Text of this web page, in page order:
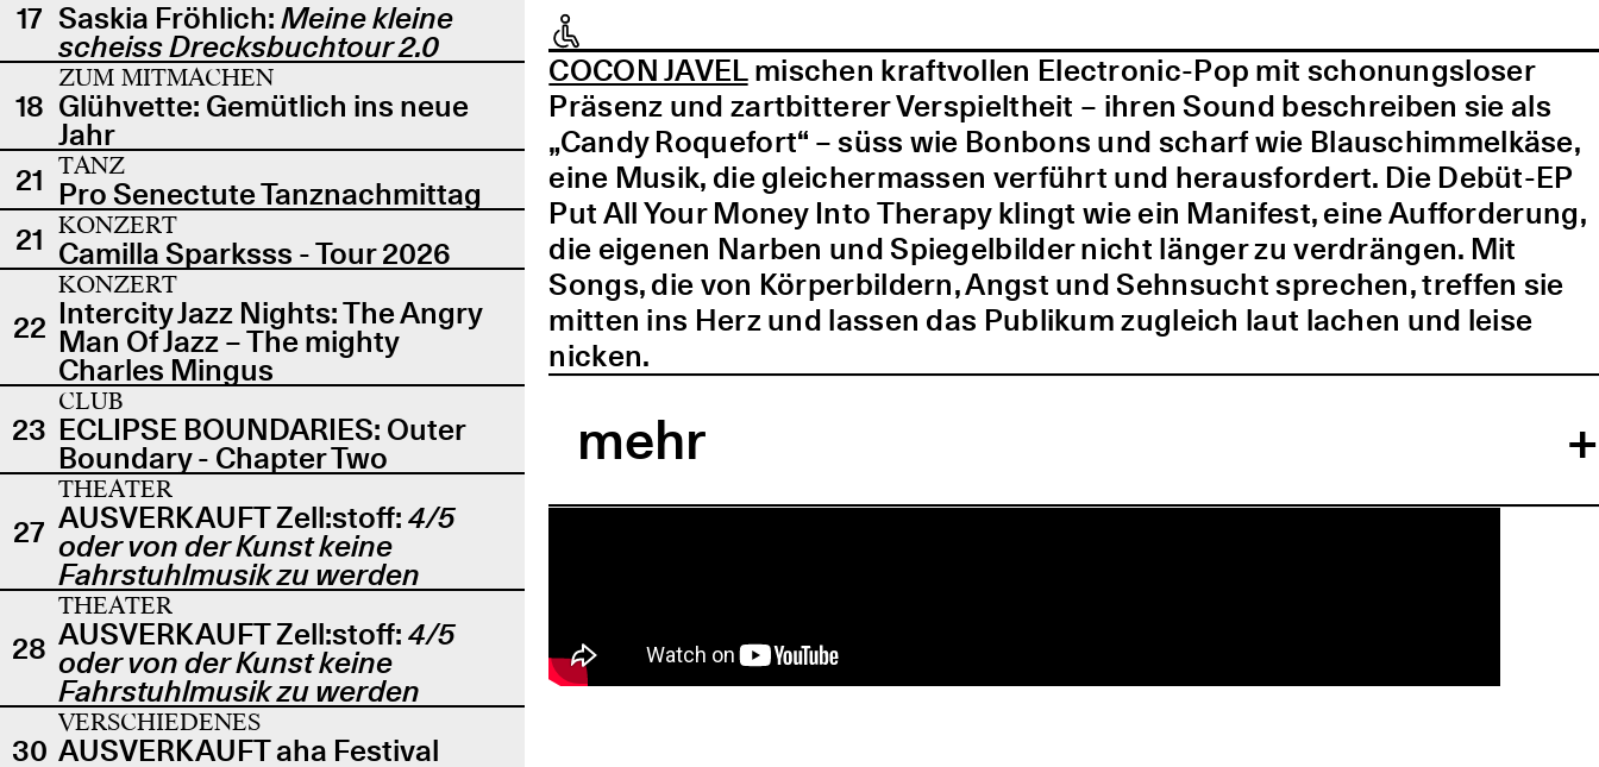
17 Saskia Fröhlich: Meine kleine
scheiss Drecksbuchtour 2.0
18
ZUM MITMACHEN
Glühvette: Gemütlich ins neue
Jahr
21 TANZ
Pro Senectute Tanznachmittag
21 KONZERT
Camilla Sparksss - Tour 2026
22
KONZERT
Intercity Jazz Nights: The Angry
Man Of Jazz – The mighty
Charles Mingus
23
CLUB
ECLIPSE BOUNDARIES: Outer
Boundary - Chapter Two
27
THEATER
AUSVERKAUFT Zell:stoff: 4/5
oder von der Kunst keine
Fahrstuhlmusik zu werden
28
THEATER
AUSVERKAUFT Zell:stoff: 4/5
oder von der Kunst keine
Fahrstuhlmusik zu werden
30
VERSCHIEDENES
AUSVERKAUFT aha Festival
COCON JAVELmischen kraftvollen Electronic-Pop mit schonungsloser
Präsenz und zartbitterer Verspieltheit – ihren Sound beschreiben sie als
„Candy Roquefort“ – süss wie Bonbons und scharf wie Blauschimmelkäse,
eine Musik, die gleichermassen verführt und herausfordert. Die Debüt-EP
Put All Your Money Into Therapy klingt wie ein Manifest, eine Aufforderung,
die eigenen Narben und Spiegelbilder nicht länger zu verdrängen. Mit
Songs, die von Körperbildern, Angst und Sehnsucht sprechen, treffen sie
mitten ins Herz und lassen das Publikum zugleich laut lachen und leise
nicken.
mehr